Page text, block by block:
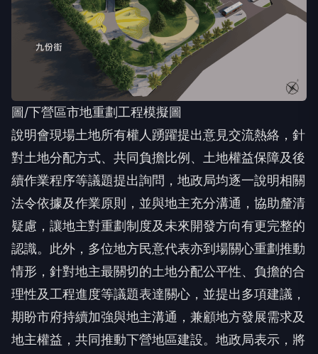
圖/下營區市地重劃工程模擬圖
說明會現場土地所有權人踴躍提出意見交流熱絡，針
對土地分配方式、共同負擔比例、土地權益保障及後
續作業程序等議題提出詢問，地政局均逐一說明相關
法令依據及作業原則，並與地主充分溝通，協助釐清
疑慮，讓地主對重劃制度及未來開發方向有更完整的
認識。此外，多位地方民意代表亦到場關心重劃推動
情形，針對地主最關切的土地分配公平性、負擔的合
理性及工程進度等議題表達關心，並提出多項建議，
期盼市府持續加強與地主溝通，兼顧地方發展需求及
地主權益，共同推動下營地區建設。地政局表示，將